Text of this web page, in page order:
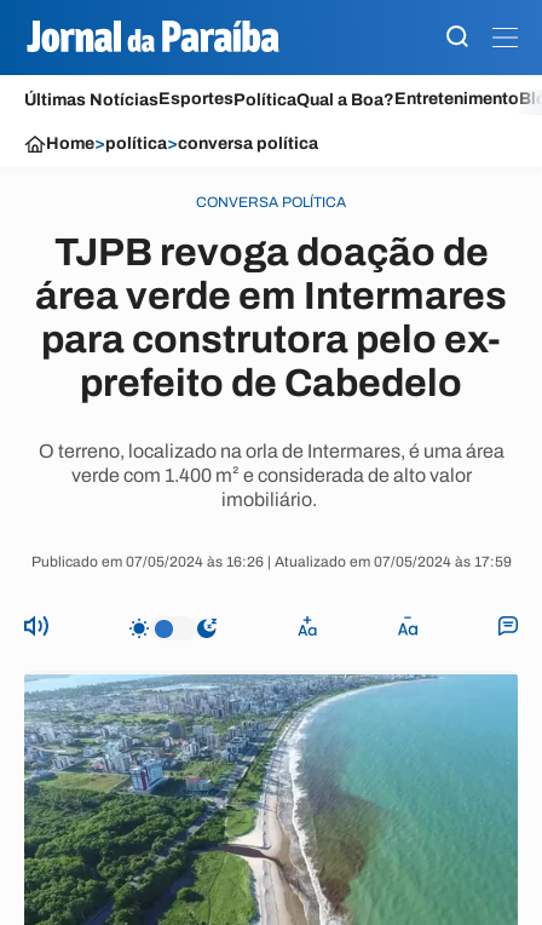
Últimas NotíciasEsportesPolíticaQual a Boa?Entretenimento
Home>política>conversa política
CONVERSA POLÍTICA
TJPB revoga doação de
área verde em Intermares
para construtora pelo ex-
prefeito de Cabedelo
O terreno, localizado na orla de Intermares, é uma área
verde com 1.400 m² e considerada de alto valor
imobiliário.
Publicado em 07/05/2024 às 16:26 | Atualizado em 07/05/2024 às 17:59